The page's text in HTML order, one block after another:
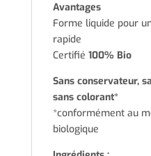
Avantages
Forme liquide pour
rapide
Certifié 100% Bio
Sans conservateur,
sans colorant*
*conformément au
biologique